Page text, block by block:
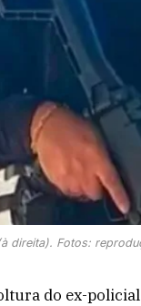
direita). Fotos:
do ex-